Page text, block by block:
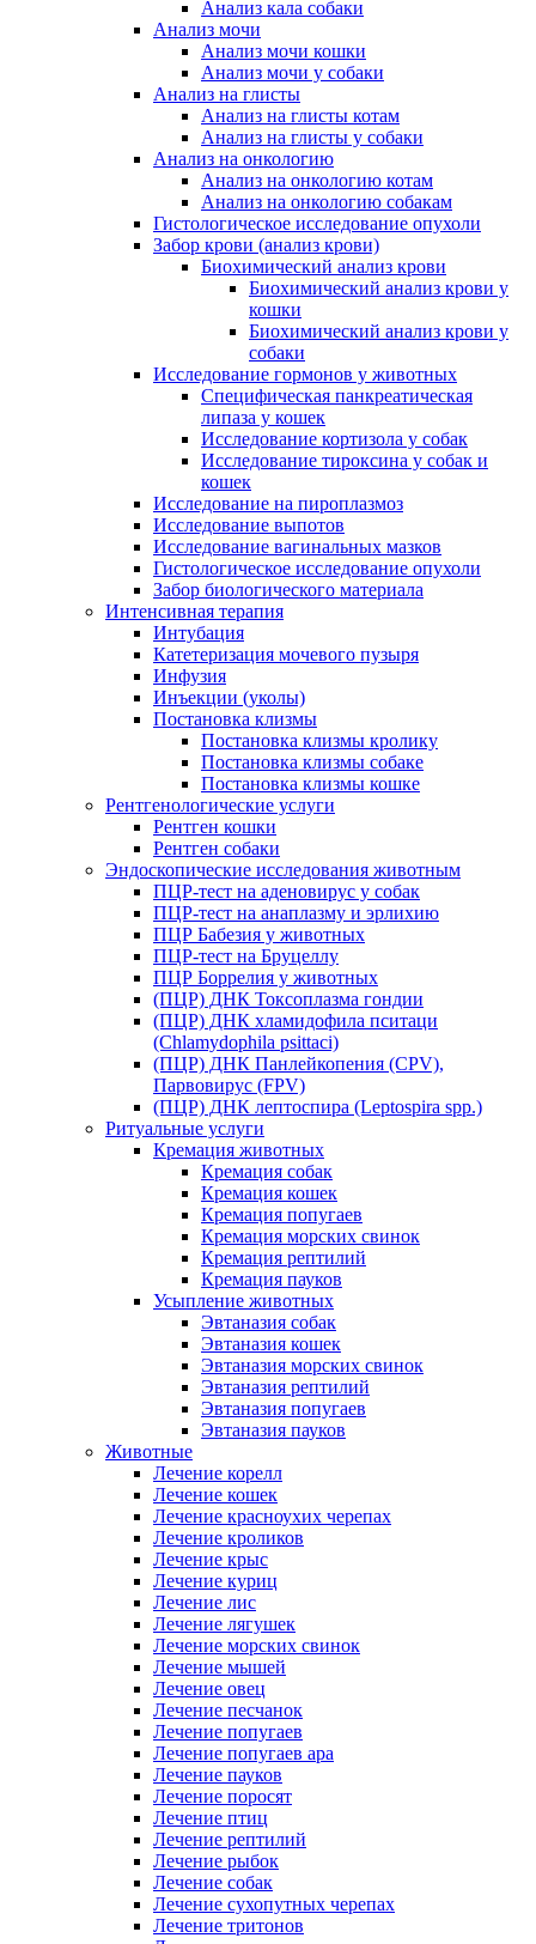
Анализ кала собаки
Анализ мочи
Анализ мочи кошки
Анализ мочи у собаки
Анализ на глисты
Анализ на глисты котам
Анализ на глисты у собаки
Анализ на онкологию
Анализ на онкологию котам
Анализ на онкологию собакам
Гистологическое исследование опухоли
Забор крови (анализ крови)
Биохимический анализ крови
Биохимический анализ крови у
кошки
Биохимический анализ крови у
собаки
Исследование гормонов у животных
Специфическая панкреатическая
липаза у кошек
Исследование кортизола у собак
Исследование тироксина у собак и
кошек
Исследование на пироплазмоз
Исследование выпотов
Исследование вагинальных мазков
Гистологическое исследование опухоли
Забор биологического материала
Интенсивная терапия
Интубация
Катетеризация мочевого пузыря
Инфузия
Инъекции (уколы)
Постановка клизмы
Постановка клизмы кролику
Постановка клизмы собаке
Постановка клизмы кошке
Рентгенологические услуги
Рентген кошки
Рентген собаки
Эндоскопические исследования животным
ПЦР-тест на аденовирус у собак
ПЦР-тест на анаплазму и эрлихию
ПЦР Бабезия у животных
ПЦР-тест на Бруцеллу
ПЦР Боррелия у животных
(ПЦР) ДНК Токсоплазма гондии
(ПЦР) ДНК хламидофила пситаци
(Chlamydophila psittaci)
(ПЦР) ДНК Панлейкопения (CPV),
Парвовирус (FPV)
(ПЦР) ДНК лептоспира (Leptospira spp.)
Ритуальные услуги
Кремация животных
Кремация собак
Кремация кошек
Кремация попугаев
Кремация морских свинок
Кремация рептилий
Кремация пауков
Усыпление животных
Эвтаназия собак
Эвтаназия кошек
Эвтаназия морских свинок
Эвтаназия рептилий
Эвтаназия попугаев
Эвтаназия пауков
Животные
Лечение корелл
Лечение кошек
Лечение красноухих черепах
Лечение кроликов
Лечение крыс
Лечение куриц
Лечение лис
Лечение лягушек
Лечение морских свинок
Лечение мышей
Лечение овец
Лечение песчанок
Лечение попугаев
Лечение попугаев ара
Лечение пауков
Лечение поросят
Лечение птиц
Лечение рептилий
Лечение рыбок
Лечение собак
Лечение сухопутных черепах
Лечение тритонов